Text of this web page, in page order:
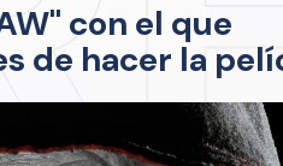
con el que
de hacer la